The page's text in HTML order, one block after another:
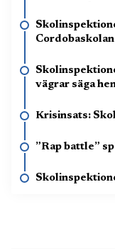
Cordobaskolan
vägrar säga
Krisinsats:
”Rap battle”